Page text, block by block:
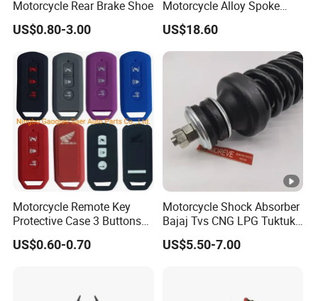
Motorcycle Rear Brake Shoe
US$0.80-3.00
Motorcycle Alloy Spoke
Wheel Rim, 1.85×18 Inch 10
Spoke Wuyang Rear Wheel
for Drum Brake
US$18.60
Motorcycle Remote Key
Protective Case 3 Buttons
for Honda Pcx Sh 125 150
2016 Super Cub Hybrid
US$0.60-0.70
Motorcycle Shock Absorber
Bajaj Tvs CNG LPG Tuktuk
Spare Parts
US$5.50-7.00